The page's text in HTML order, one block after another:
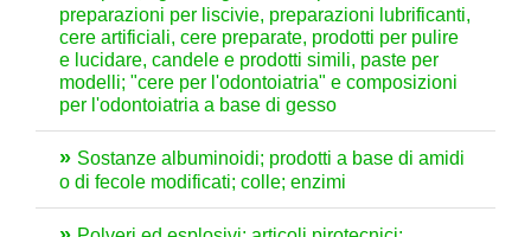
preparazioni per liscivie, preparazioni lubrificanti,
cere artificiali, cere preparate, prodotti per pulire
e lucidare, candele e prodotti simili, paste per
modelli; "cere per l'odontoiatria" e composizioni
per l'odontoiatria a base di gesso
Sostanze albuminoidi; prodotti a base di amidi
o di fecole modificati; colle; enzimi